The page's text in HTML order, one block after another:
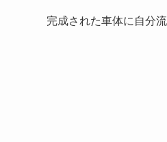
完成された車体に自分